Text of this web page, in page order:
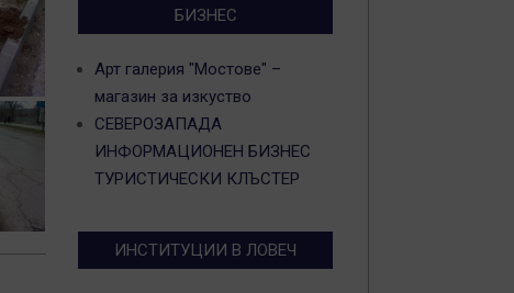
БИЗНЕС
Арт галерия "Мостове" –
магазин за изкуство
СЕВЕРОЗАПАДА
ИНФОРМАЦИОНЕН БИЗНЕС
ТУРИСТИЧЕСКИ КЛЪСТЕР
ИНСТИТУЦИИ В ЛОВЕЧ